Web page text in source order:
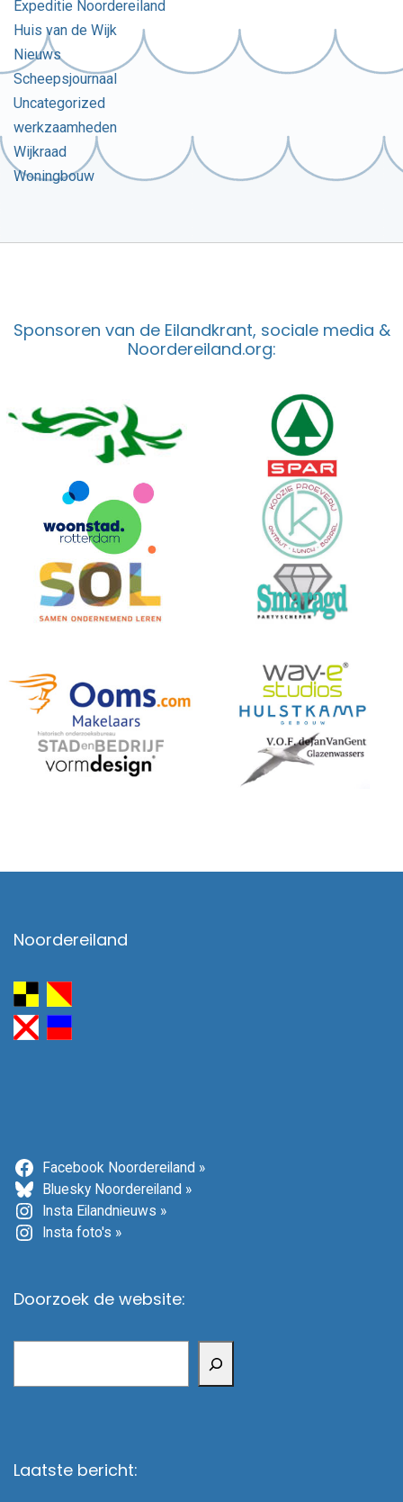
Expeditie Noordereiland
Huis van de Wijk
Nieuws
Scheepsjournaal
Uncategorized
werkzaamheden
Wijkraad
Woningbouw
Sponsoren van de Eilandkrant, sociale media &
Noordereiland.org:
Noordereiland
Facebook Noordereiland »
Bluesky Noordereiland »
Insta Eilandnieuws »
Insta foto's »
Doorzoek de website:
Laatste bericht: